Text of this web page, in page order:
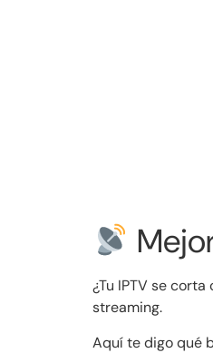
¿Tu IPTV se
streaming.
Aquí te digo qué